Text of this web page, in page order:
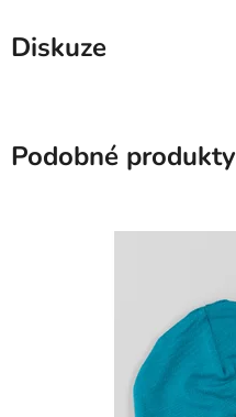
Diskuze
Podobné produkty